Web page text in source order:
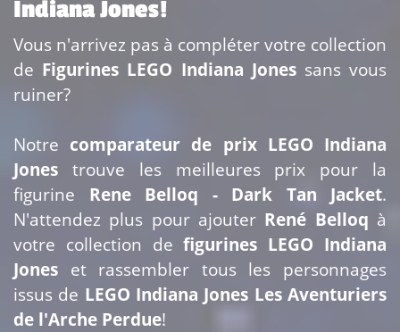
Indiana Jones!
Vous n'arrivez pas à compléter votre collection
de Figurines LEGO Indiana Jonessans vous
ruiner?
Notre comparateur de prix LEGO Indiana
Jones trouve les meilleures prix pour la
figurine Rene Belloq - Dark Tan Jacket.
N'attendez plus pour ajouter René Belloq à
votre collection defigurines LEGO Indiana
Jones et rassembler tous les personnages
issus de LEGO Indiana Jones Les Aventuriers
de l'Arche Perdue!